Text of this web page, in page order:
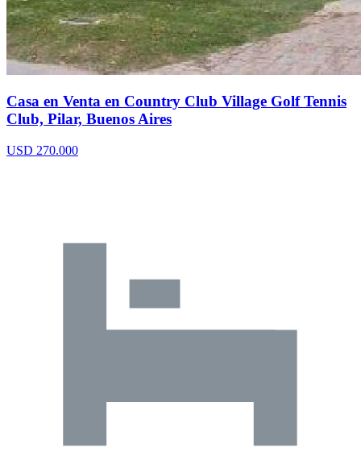
Casa en Venta en Country Club Village Golf Tennis
Club, Pilar, Buenos Aires
USD 270.000